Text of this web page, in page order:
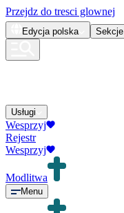
Przejdz do tresci glownej
Edycja polska Sekcje
Usługi
Wesprzyj
Rejestr
Wesprzyj
Modlitwa
Menu